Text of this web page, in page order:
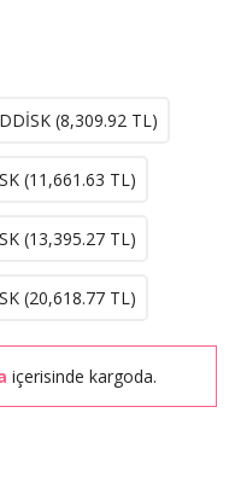
(8,309.92 TL)
(11,661.63 TL)
(13,395.27 TL)
(20,618.77 TL)
içerisinde kargoda.